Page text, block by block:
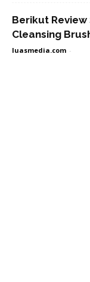
Berikut
Cleansing
luasmedia.com -